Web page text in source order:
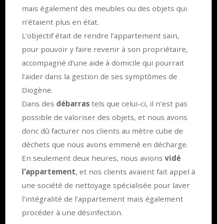
mais également des meubles ou des objets qui
n’étaient plus en état.
L’objectif était de rendre l’appartement sain,
pour pouvoir y faire revenir à son propriétaire,
accompagné d’une aide à domicile qui pourrait
l’aider dans la gestion de ses symptômes de
Diogène.
Dans des débarrastels que celui-ci, il n’est pas
possible de valoriser des objets, et nous avons
donc dû facturer nos clients au mètre cube de
déchets que nous avons emmené en décharge.
En seulement deux heures, nous avions vidé
l’appartement, et nos clients avaient fait appel à
une société de nettoyage spécialisée pour laver
l’intégralité de l’appartement mais également
procéder à une désinfection.